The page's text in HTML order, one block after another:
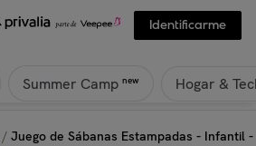
Identificarme
Summer Camp new Hogar &
/ Juego de Sábanas Estampadas - Infantil